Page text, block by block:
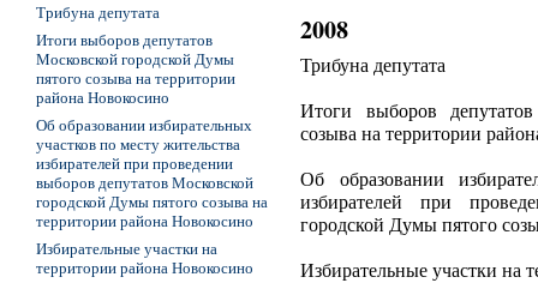
2008
Трибуна депутата
Итоги выборов
созыва на территории
Об образовании
избирателей при
городской Думы пятого
Избирательные участки на
Трибуна депутата
Итоги выборов депутатов
Московской городской Думы
пятого созыва на территории
района Новокосино
Об образовании избирательных
участков по месту жительства
избирателей при проведении
выборов депутатов Московской
городской Думы пятого созыва на
территории района Новокосино
Избирательные участки на
территории района Новокосино